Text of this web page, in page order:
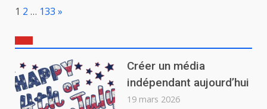
Page:
1 2 … 133 Next
»
Créer un média
indépendant aujourd’hui
19 mars 2026